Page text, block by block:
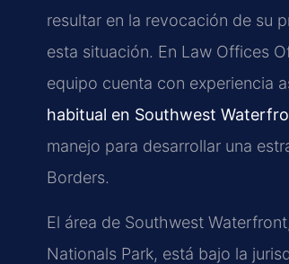
resultar en la revocación de su
esta situación. En Law Offices
equipo cuenta con experiencia
habitual en Southwest
manejo para desarrollar una
Borders.
El área de Southwest
Nationals Park, está bajo la